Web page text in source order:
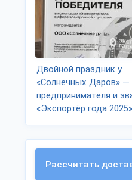
Двойной праздник у
«Солнечных Даров» —
предпринимателя и
«Экспортёр года
Рассчитать